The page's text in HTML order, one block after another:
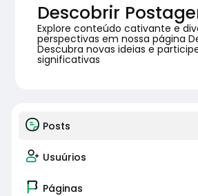
Descobrir
Explore conteúdo cativante e
perspectivas em nossa página
Descubra novas ideias e
significativas
Posts
Usuúrios
Páginas